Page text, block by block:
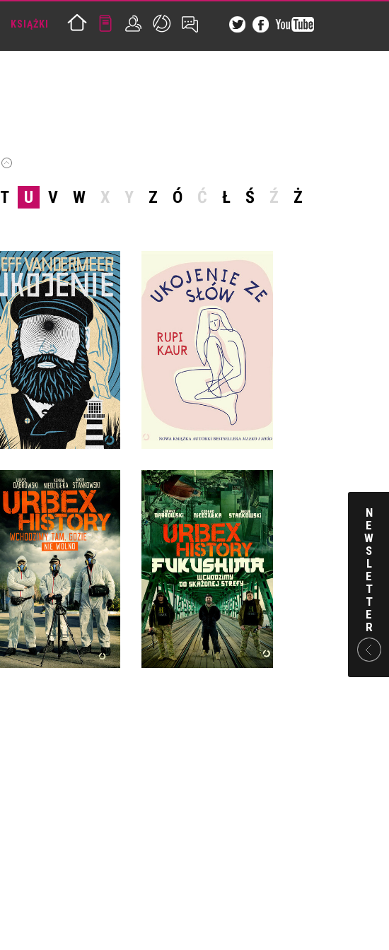
KSIĄŻKI
T U V W X Y Z Ó Ć Ł Ś Ź
Ż
UKOJENIE
JEFF VANDERMEER
OPRAWA MIĘKKA
36,90 ZŁ
UKOJENIE ZE SŁÓW
RUPI KAUR
OPRAWA MIĘKKA
49,99 ZŁ
URBEX HISTORY
ŁUKASZ DĄBROWSKI,
KONRAD NIEDZIUŁKA,
JAKUB STANKOWSKI
OPRAWA MIĘKKA ZE
SKRZYDEŁKAMI
44,90 ZŁ
URBEX HISTORY.
FUKUSHIMA
ŁUKASZ DĄBROWSKI,
KONRAD NIEDZIUŁKA,
JAKUB STANKOWSKI
OPRAWA MIĘKKA ZE
SKRZYDEŁKAMI
44,90 ZŁ
N
E
W
S
L
E
T
T
E
R